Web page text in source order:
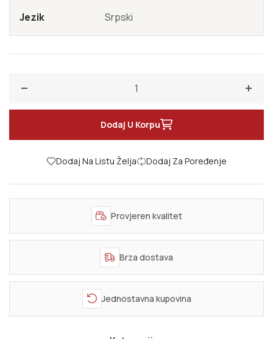
Jezik Srpski
Smanji količinu za Sapijens: kratka istorija ljudskog roda
Dodaj U Korpu
Dodaj Na Listu Želja Dodaj Za Poređenje
Provjeren kvalitet
Brza dostava
Jednostavna kupovina